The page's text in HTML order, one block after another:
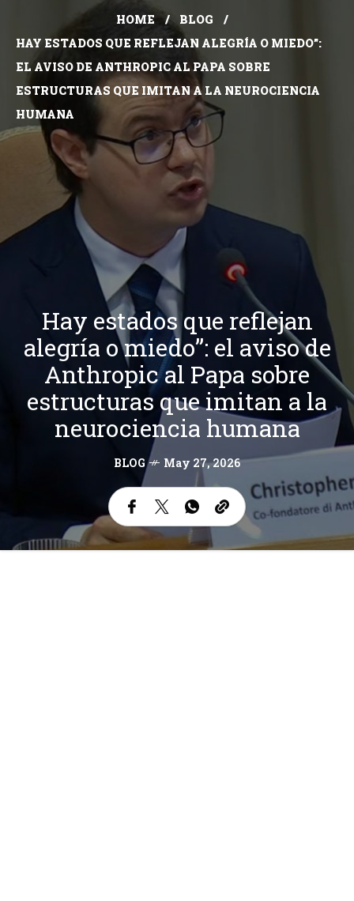
HOME
BLOG
HAY ESTADOS QUE REFLEJAN ALEGRÍA O MIEDO”:
EL AVISO DE ANTHROPIC AL PAPA SOBRE
ESTRUCTURAS QUE IMITAN A LA NEUROCIENCIA
HUMANA
Hay estados que reflejan
alegría o miedo”: el aviso de
Anthropic al Papa sobre
estructuras que imitan a la
neurociencia humana
BLOG May 27, 2026